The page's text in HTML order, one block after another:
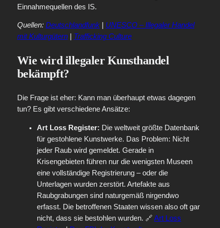
Einnahmequellen des IS.
Quellen: Deutschlandfunk| UNESCO – Illegaler Handel
mit Kulturgütern| Trafficking Culture
Wie wird illegaler Kunsthandel
bekämpft?
Die Frage ist eher: Kann man überhaupt etwas dagegen
tun? Es gibt verschiedene Ansätze:
Art Loss Register: Die weltweit größte Datenbank
für gestohlene Kunstwerke. Das Problem: Nicht
jeder Raub wird gemeldet. Gerade in
Krisengebieten führen nur die wenigsten Museen
eine vollständige Registrierung – oder die
Unterlagen wurden zerstört. Artefakte aus
Raubgrabungen sind naturgemäß nirgendwo
erfasst. Die betroffenen Staaten wissen also oft gar
nicht, dass sie bestohlen wurden. 🔗 Art Loss